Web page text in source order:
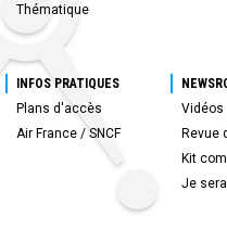
Thématique
INFOS PRATIQUES
Plans d'accès
Air France / SNCF
Vidéos
Revue
Kit
Je